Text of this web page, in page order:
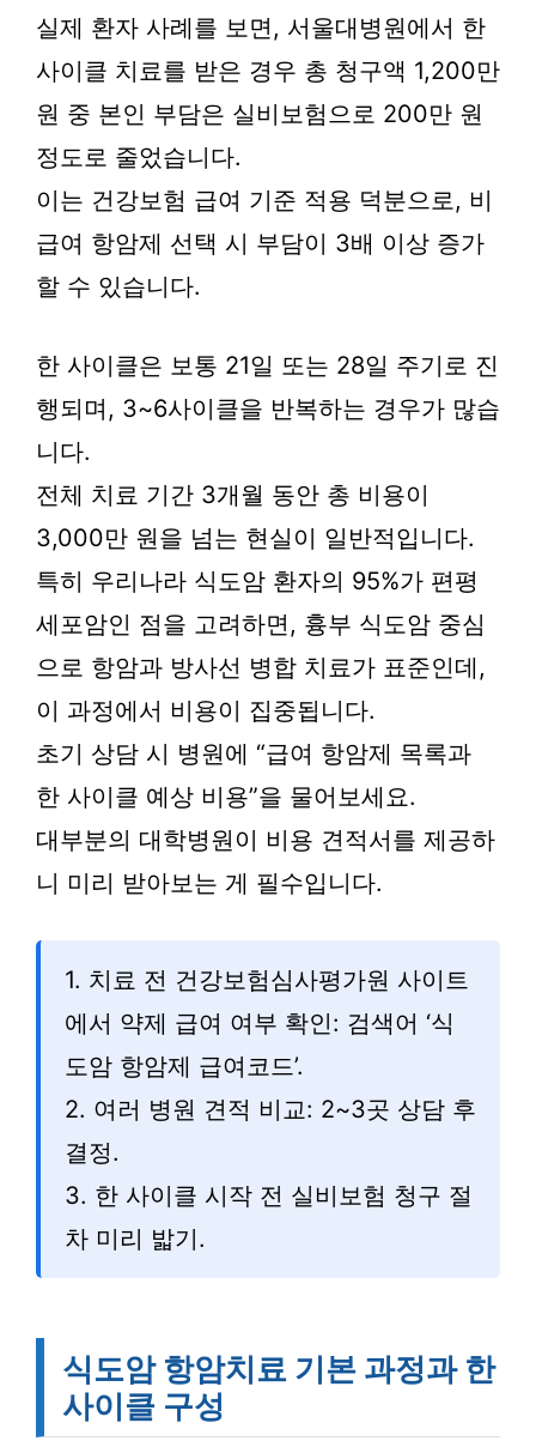
실제 환자 사례를 보면, 서울대병원에서 한
사이클 치료를 받은 경우 총 청구액 1,200만
원 중 본인 부담은 실비보험으로 200만 원
정도로 줄었습니다.
이는 건강보험 급여 기준 적용 덕분으로, 비
급여 항암제 선택 시 부담이 3배 이상 증가
할 수 있습니다.
한 사이클은 보통 21일 또는 28일 주기로 진
행되며, 3~6사이클을 반복하는 경우가 많습
니다.
전체 치료 기간 3개월 동안 총 비용이
3,000만 원을 넘는 현실이 일반적입니다.
특히 우리나라 식도암 환자의 95%가 편평
세포암인 점을 고려하면, 흉부 식도암 중심
으로 항암과 방사선 병합 치료가 표준인데,
이 과정에서 비용이 집중됩니다.
초기 상담 시 병원에 “급여 항암제 목록과
한 사이클 예상 비용”을 물어보세요.
대부분의 대학병원이 비용 견적서를 제공하
니 미리 받아보는 게 필수입니다.
1. 치료 전 건강보험심사평가원 사이트
에서 약제 급여 여부 확인: 검색어 ‘식
도암 항암제 급여코드’.
2. 여러 병원 견적 비교: 2~3곳 상담 후
결정.
3. 한 사이클 시작 전 실비보험 청구 절
차 미리 밟기.
식도암 항암치료 기본 과정과 한
사이클 구성